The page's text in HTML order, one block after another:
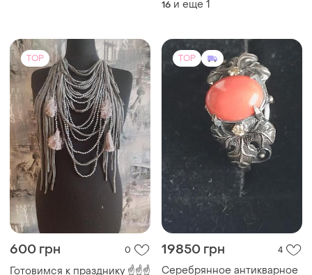
16 и еще 1
TOP
600 грн 0
Готовимся к празднику ☝️☝️☝️
TOP
19850 грн 4
Серебрянное антикварное